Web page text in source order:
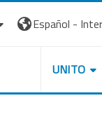
Español -
UNITO